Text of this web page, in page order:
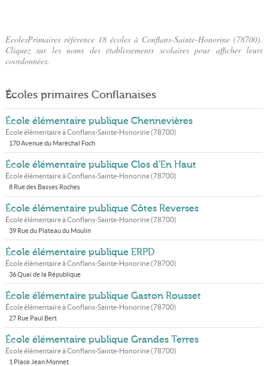
EcolesPrimaires référence 18 écoles à Conflans-Sainte-Honorine (78700).
Cliquez sur les noms des établissements scolaires pour afficher leurs
coordonnées.
Écoles primaires Conflanaises
École élémentaire publique Chennevières
École élémentaire àConflans-Sainte-Honorine(78700)
170 Avenue du Maréchal Foch
École élémentaire publique Clos d'En Haut
École élémentaire àConflans-Sainte-Honorine(78700)
8 Rue des Basses Roches
École élémentaire publique Côtes Reverses
École élémentaire àConflans-Sainte-Honorine(78700)
39 Rue du Plateau du Moulin
École élémentaire publique ERPD
École élémentaire àConflans-Sainte-Honorine(78700)
36 Quai de la République
École élémentaire publique Gaston Rousset
École élémentaire àConflans-Sainte-Honorine(78700)
27 Rue Paul Bert
École élémentaire publique Grandes Terres
École élémentaire àConflans-Sainte-Honorine(78700)
1 Place Jean Monnet